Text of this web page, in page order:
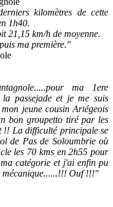
kilomètres de cette
1h40.
21,15 km/h de moyenne.
ma première."
ma 1ere
passejade et je me suis
jeune cousin Ariégeois
bon groupetto tiré par les
!! La difficulté principale se
de Pas de Soloumbrie où
les 70 kms en 2h55 pour
catégorie et j'ai enfin pu
mécanique......!!! Ouf !!!"